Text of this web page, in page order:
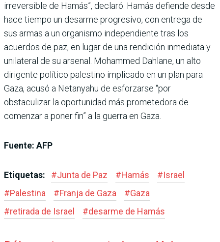
irreversible de Hamás”, declaró. Hamás defiende desde
hace tiempo un desarme progresivo, con entrega de
sus armas a un organismo independiente tras los
acuerdos de paz, en lugar de una rendición inmediata y
unilateral de su arsenal. Mohammed Dahlane, un alto
dirigente político palestino implicado en un plan para
Gaza, acusó a Netanyahu de esforzarse “por
obstaculizar la oportunidad más prometedora de
comenzar a poner fin” a la guerra en Gaza.
Fuente: AFP
Etiquetas: #Junta de Paz #Hamás #Israel
#Palestina #Franja de Gaza #Gaza
#retirada de Israel #desarme de Hamás